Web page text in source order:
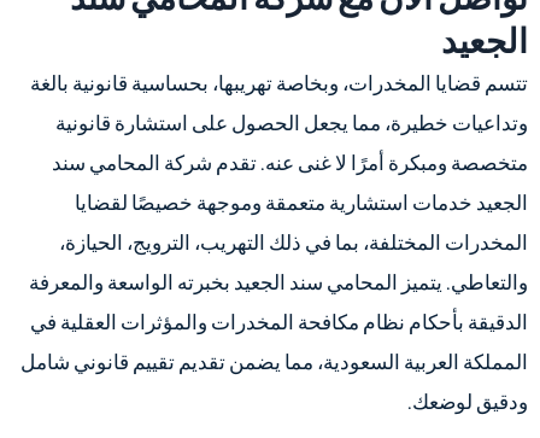
الجعيد
تتسم قضايا المخدرات، وبخاصة تهريبها، بحساسية قانونية بالغة
وتداعيات خطيرة، مما يجعل الحصول على استشارة قانونية
متخصصة ومبكرة أمرًا لا غنى عنه. تقدم شركة المحامي سند
الجعيد خدمات استشارية متعمقة وموجهة خصيصًا لقضايا
المخدرات المختلفة، بما في ذلك التهريب، الترويج، الحيازة،
والتعاطي. يتميز المحامي سند الجعيد بخبرته الواسعة والمعرفة
الدقيقة بأحكام نظام مكافحة المخدرات والمؤثرات العقلية في
المملكة العربية السعودية، مما يضمن تقديم تقييم قانوني شامل
ودقيق لوضعك.